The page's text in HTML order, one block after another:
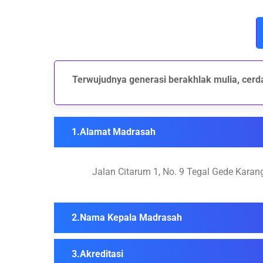
Terwujudnya generasi berakhlak mulia,
Alamat Madrasah
Jalan Citarum 1, No. 9 Tegal Gede
Nama Kepala Madrasah
Akreditasi